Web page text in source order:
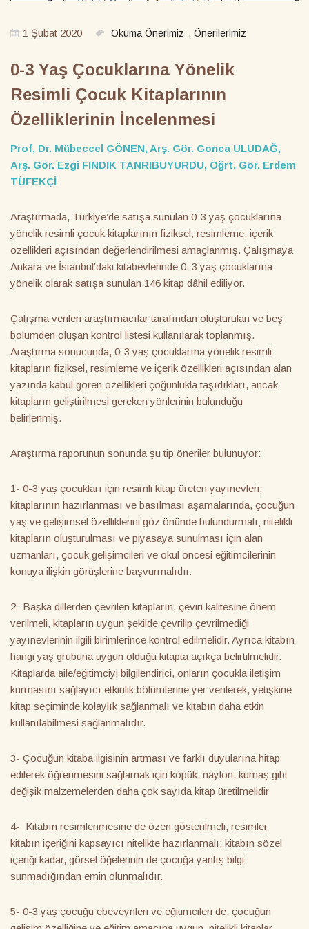
1 Şubat 2020 Okuma Önerimiz , Önerilerimiz
0-3 Yaş Çocuklarına Yönelik
Resimli Çocuk Kitaplarının
Özelliklerinin İncelenmesi
Prof, Dr. Mübeccel GÖNEN, Arş. Gör. Gonca ULUDAĞ,
Arş. Gör. Ezgi FINDIK TANRIBUYURDU, Öğrt. Gör. Erdem
TÜFEKÇİ
Araştırmada, Türkiye’de satışa sunulan 0-3 yaş çocuklarına
yönelik resimli çocuk kitaplarının fiziksel, resimleme, içerik
özellikleri açısından değerlendirilmesi amaçlanmış. Çalışmaya
Ankara ve İstanbul’daki kitabevlerinde 0–3 yaş çocuklarına
yönelik olarak satışa sunulan 146 kitap dâhil ediliyor.
Çalışma verileri araştırmacılar tarafından oluşturulan ve beş
bölümden oluşan kontrol listesi kullanılarak toplanmış.
Araştırma sonucunda, 0-3 yaş çocuklarına yönelik resimli
kitapların fiziksel, resimleme ve içerik özellikleri açısından alan
yazında kabul gören özellikleri çoğunlukla taşıdıkları, ancak
kitapların geliştirilmesi gereken yönlerinin bulunduğu
belirlenmiş.
Araştırma raporunun sonunda şu tip öneriler bulunuyor:
1- 0-3 yaş çocukları için resimli kitap üreten yayınevleri;
kitaplarının hazırlanması ve basılması aşamalarında, çocuğun
yaş ve gelişimsel özelliklerini göz önünde bulundurmalı; nitelikli
kitapların oluşturulması ve piyasaya sunulması için alan
uzmanları, çocuk gelişimcileri ve okul öncesi eğitimcilerinin
konuya ilişkin görüşlerine başvurmalıdır.
2- Başka dillerden çevrilen kitapların, çeviri kalitesine önem
verilmeli, kitapların uygun şekilde çevrilip çevrilmediği
yayınevlerinin ilgili birimlerince kontrol edilmelidir. Ayrıca kitabın
hangi yaş grubuna uygun olduğu kitapta açıkça belirtilmelidir.
Kitaplarda aile/eğitimciyi bilgilendirici, onların çocukla iletişim
kurmasını sağlayıcı etkinlik bölümlerine yer verilerek, yetişkine
kitap seçiminde kolaylık sağlanmalı ve kitabın daha etkin
kullanılabilmesi sağlanmalıdır.
3- Çocuğun kitaba ilgisinin artması ve farklı duyularına hitap
edilerek öğrenmesini sağlamak için köpük, naylon, kumaş gibi
değişik malzemelerden daha çok sayıda kitap üretilmelidir
4- Kitabın resimlenmesine de özen gösterilmeli, resimler
kitabın içeriğini kapsayıcı nitelikte hazırlanmalı; kitabın sözel
içeriği kadar, görsel öğelerinin de çocuğa yanlış bilgi
sunmadığından emin olunmalıdır.
5- 0-3 yaş çocuğu ebeveynleri ve eğitimcileri de, çocuğun